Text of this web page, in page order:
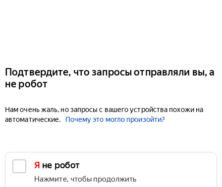
Подтвердите, что запросы отправляли вы, а
не робот
Нам очень жаль, но запросы с вашего устройства похожи на
автоматические.
Почему это могло произойти?
Я не робот
Нажмите, чтобы продолжить